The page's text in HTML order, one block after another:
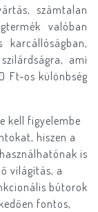
számtalan
valóban
ami
Ft-os különbség
kell figyelembe
hiszen a
is
világítás, a
bútorok
fontos,